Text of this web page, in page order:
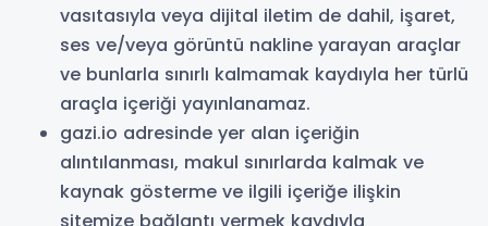
vasıtasıyla veya dijital iletim de dahil, işaret,
ses ve/veya görüntü nakline yarayan araçlar
ve bunlarla sınırlı kalmamak kaydıyla her türlü
araçla içeriği yayınlanamaz.
gazi.io adresinde yer alan içeriğin
alıntılanması, makul sınırlarda kalmak ve
kaynak gösterme ve ilgili içeriğe ilişkin